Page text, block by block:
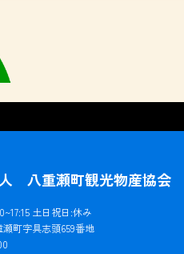
八重瀬町観光物産協会
土日祝日:休み
町字具志頭659番地